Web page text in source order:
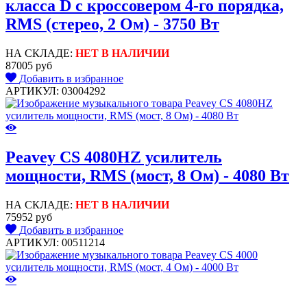
класса D с кроссовером 4-го порядка,
RMS (стерео, 2 Ом) - 3750 Вт
НА СКЛАДЕ: НЕТ В НАЛИЧИИ
87005 руб
Добавить в избранное
АРТИКУЛ: 03004292
Peavey CS 4080HZ усилитель
мощности, RMS (мост, 8 Ом) - 4080 Вт
НА СКЛАДЕ: НЕТ В НАЛИЧИИ
75952 руб
Добавить в избранное
АРТИКУЛ: 00511214